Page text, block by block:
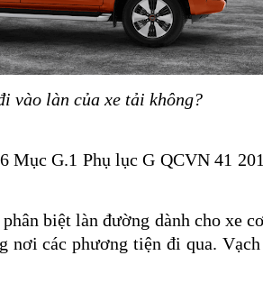
vào làn của xe tải không?
G.1 Phụ lục G QCVN 41
biệt làn đường dành cho xe
nơi các phương tiện đi qua.